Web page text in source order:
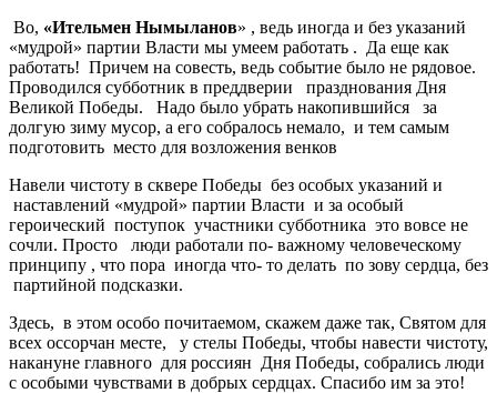
Во, «Ительмен Нымыланов» , ведь иногда и без указаний
«мудрой» партии Власти мы умеем работать . Да еще как
работать! Причем на совесть, ведь событие было не рядовое.
Проводился субботник в преддверии празднования Дня
Великой Победы. Надо было убрать накопившийся за
долгую зиму мусор, а его собралось немало, и тем самым
подготовить место для возложения венков
Навели чистоту в сквере Победы без особых указаний и
наставлений «мудрой» партии Власти и за особый
героический поступок участники субботника это вовсе не
сочли. Просто люди работали по- важному человеческому
принципу , что пора иногда что- то делать по зову сердца, без
партийной подсказки.
Здесь, в этом особо почитаемом, скажем даже так, Святом для
всех оссорчан месте, у стелы Победы, чтобы навести чистоту,
накануне главного для россиян Дня Победы, собрались люди
с особыми чувствами в добрых сердцах. Спасибо им за это!